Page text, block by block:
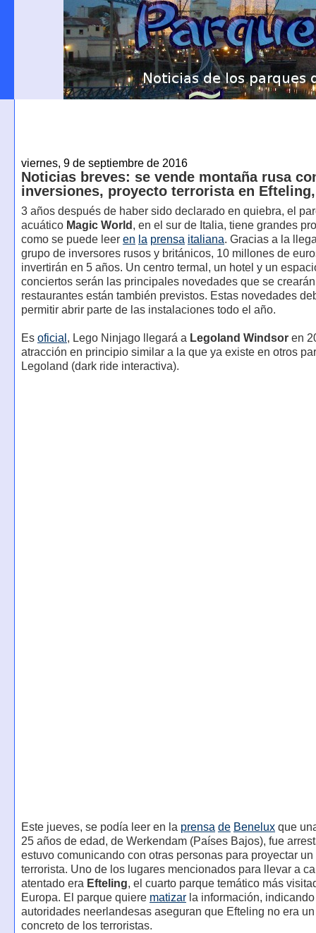
viernes, 9 de septiembre de 2016
Noticias breves: se vende montaña rusa
inversiones, proyecto terrorista en
3 años después de haber sido declarado en quiebra, el
acuático Magic World , en el sur de Italia, tiene grandes
como se puede leer en la prensa italiana. Gracias a la
grupo de inversores rusos y británicos, 10 millones de
invertirán en 5 años. Un centro termal, un hotel y un
conciertos serán las principales novedades que se
restaurantes están también previstos. Estas novedades
permitir abrir parte de las instalaciones todo el año.
Es oficial , Lego Ninjago llegará a Legoland Windsoren
atracción en principio similar a la que ya existe en otros
Legoland (dark ride interactiva).
Este jueves, se podía leer en la prensa de Beneluxque
25 años de edad, de Werkendam (Países Bajos), fue
estuvo comunicando con otras personas para proyectar un
terrorista. Uno de los lugares mencionados para llevar a
atentado era Efteling, el cuarto parque temático más
Europa. El parque quiere matizarla información,
autoridades neerlandesas aseguran que Efteling no era
concreto de los terroristas.